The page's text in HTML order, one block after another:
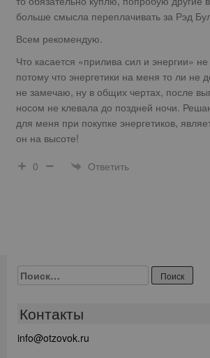
больше смысла переплачивать за Рэд
Всем рекомендую.
Что касается «прилива сил и энергии» не
потому что энергетики на меня то ли не
не замечаю, ну в общих чертах, после
носом не клевала до поздней ночи.
для меня при покупке энергетиков,
он на высоте!
0
Ответить
Найти:
Контакты
info@otzovok.ru